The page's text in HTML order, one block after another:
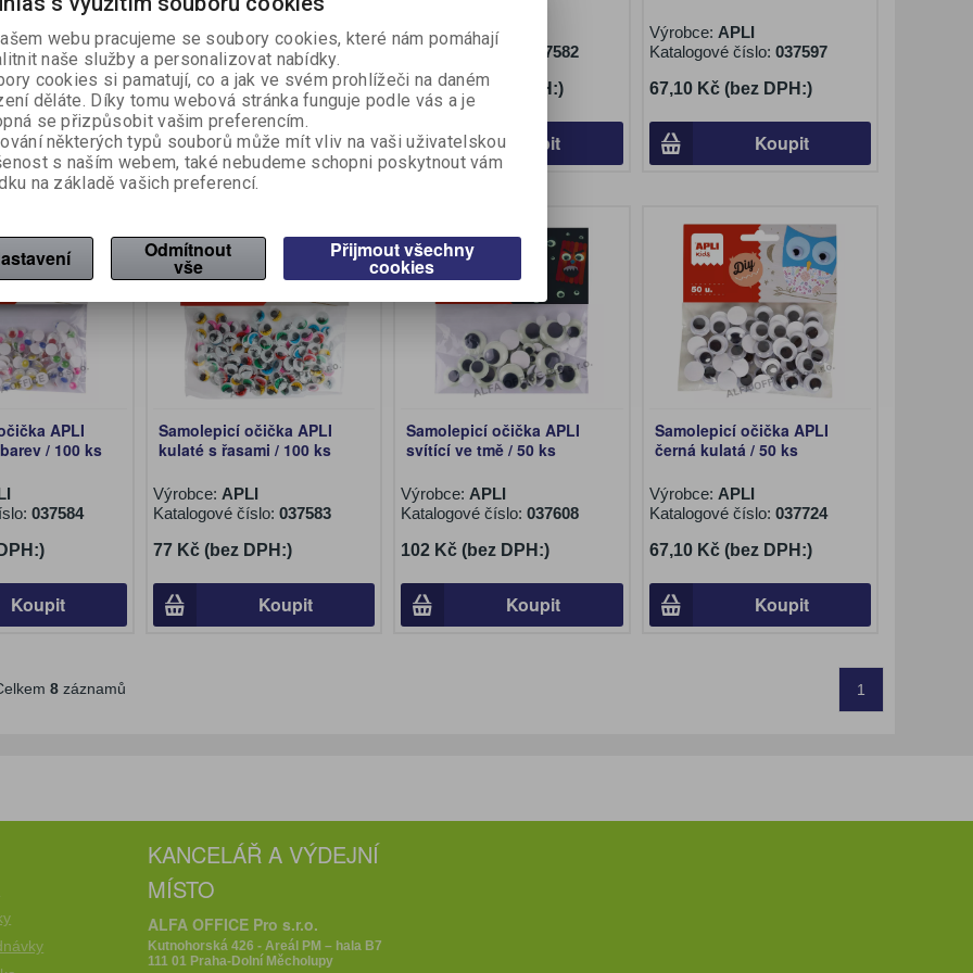
037590
DPH:)
Koupit
600 ks
Výrobce:APLI
Katalogové číslo:037914
467,99 Kč (bez DPH:)
530 Kč
Koupit
Výrobce:APLI
Katalogové číslo:
037582
64,10 Kč (bez DPH:)
Koupit
Výrobce: APLI
Katalogové číslo: 037597
67,10 Kč (bez DPH:)
Koupit
APLI
/ 100 ks
037584
Koupit
Samolepicí očička APLI
kulaté s řasami / 100 ks
Výrobce: APLI
Katalogové číslo: 037583
77 Kč (bez DPH:)
Koupit
Samolepicí očička APLI
svítící ve tmě / 50 ks
Výrobce: APLI
Katalogové číslo:037608
102 Kč (bez DPH:)
Koupit
Samolepicí očička APLI
černá kulatá / 50 ks
Výrobce: APLI
Katalogové číslo: 037724
67,10 Kč (bez DPH:)
Koupit
8záznamů 1
KANCELÁŘ A VÝDEJNÍ
MÍSTO
ALFA OFFICE Pro s.r.o.
Kutnohorská 426 - Areál PM – hala B7
111 01 Praha-Dolní Měcholupy
webu pracujeme se soubory cookies, které nám pomáhají
naše služby a personalizovat nabídky.
cookies si pamatují, co a jak ve svém prohlížeči na daném
děláte. Díky tomu webová stránka funguje podle vás a je
se přizpůsobit vašim preferencím.
některých typů souborů může mít vliv na vaši uživatelskou
s naším webem, také nebudeme schopni poskytnout vám
na základě vašich preferencí.
Odmítnout
vše
Přijmout všechny
cookies